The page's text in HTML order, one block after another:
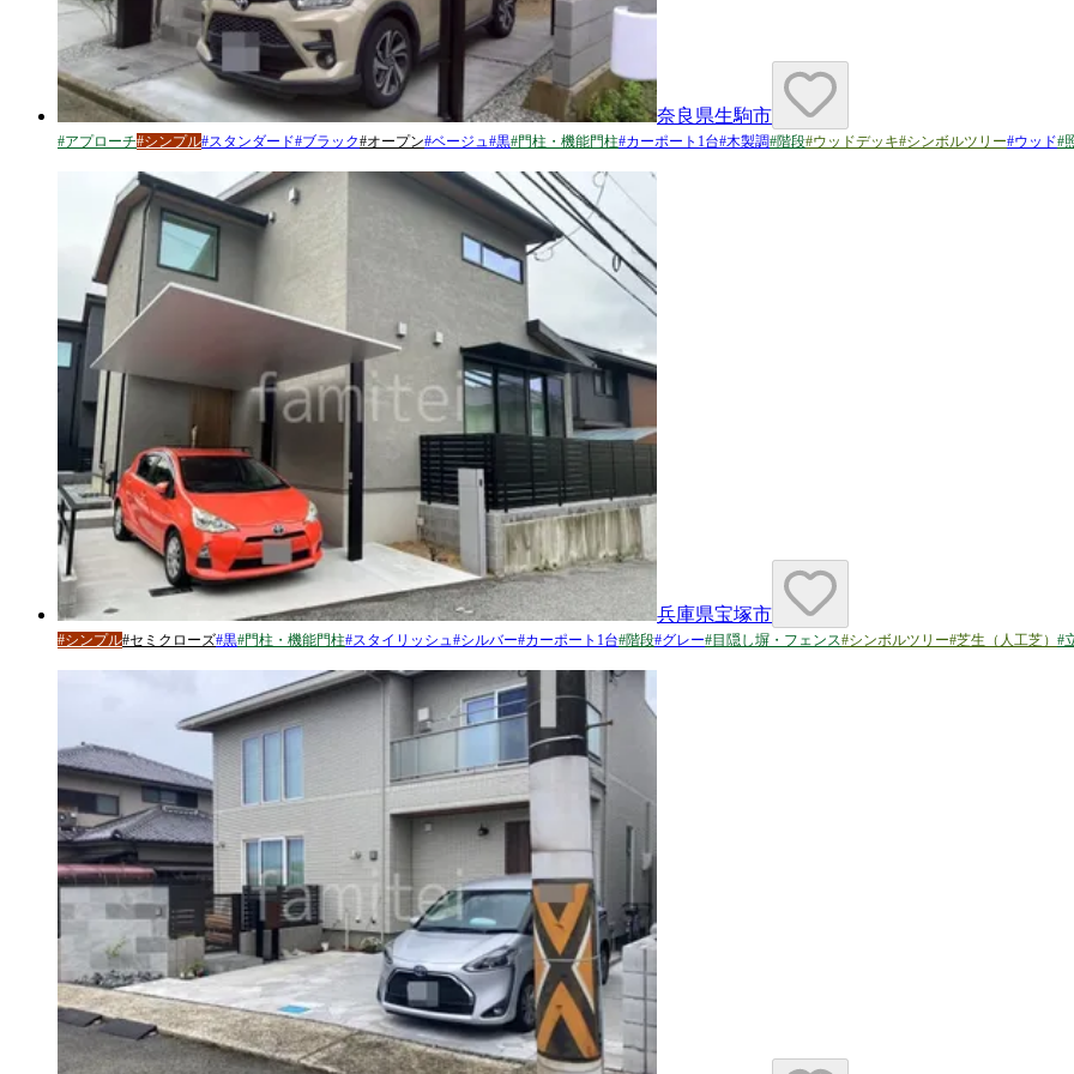
奈良県生駒市
#アプローチ#シンプル#スタンダード#ブラック#オープン#ベージュ#黒#門柱・機能門柱#カーポート1台#木製調#階段#ウッドデッキ#シンボルツリー#ウッド#
兵庫県宝塚市
#シンプル#セミクローズ#黒#門柱・機能門柱#スタイリッシュ#シルバー#カーポート1台#階段#グレー#目隠し塀・フェンス#シンボルツリー#芝生（人工芝） #